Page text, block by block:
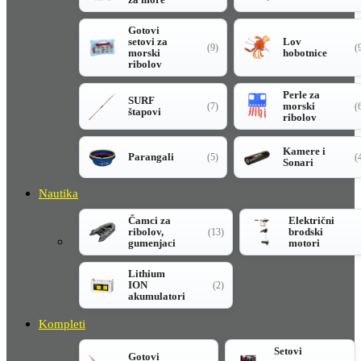
Gotovi
setovi za
morski
ribolov
(9)
Lov
hobotnice
SURF
štapovi
(7)
Perle za
morski
ribolov
Parangali (5)
Kamere i
Sonari
Nautika
Čamci za
ribolov,
gumenjaci
(13)
Električni
brodski
motori
Lithium
ION
akumulatori
(2)
Kompleti
Gotovi
Setovi